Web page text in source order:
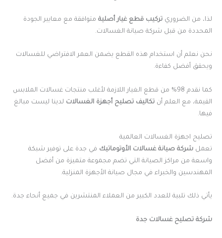
لذا، من الضروري تركيب قطع غيار أصلية متوافقة مع معايير الجودة
المحددة من قبل شركة صيانة الغسالات.
نحن نعلم أن استخدام هذه القطع يضمن العمر الافتراضي للغسالات
ويحقق أفضل كفاءة.
كما نقدم 98% من قطع الغيار اللازمة لأغلب منتجات غسالات الملابس
القيمة، مع العلم أن تكاليف تصليح أجهزة الغسالات لدينا ليست مبالغ
فيها.
تصليح اجهزة الغسالات العالمية
تعمل شركة صيانة غسالات الأوتوماتيك في جدة على توفير شبكة
واسعة من مراكز الصيانة التي تضم مجموعة متميزة من أفضل
المهندسين والخبراء في مجال صيانة الأجهزة المنزلية.
يأتي ذلك تلبية للعدد الكبير من العملاء المنتشرين في جميع أنحاء جدة.
شركة تصليح غسالات جدة